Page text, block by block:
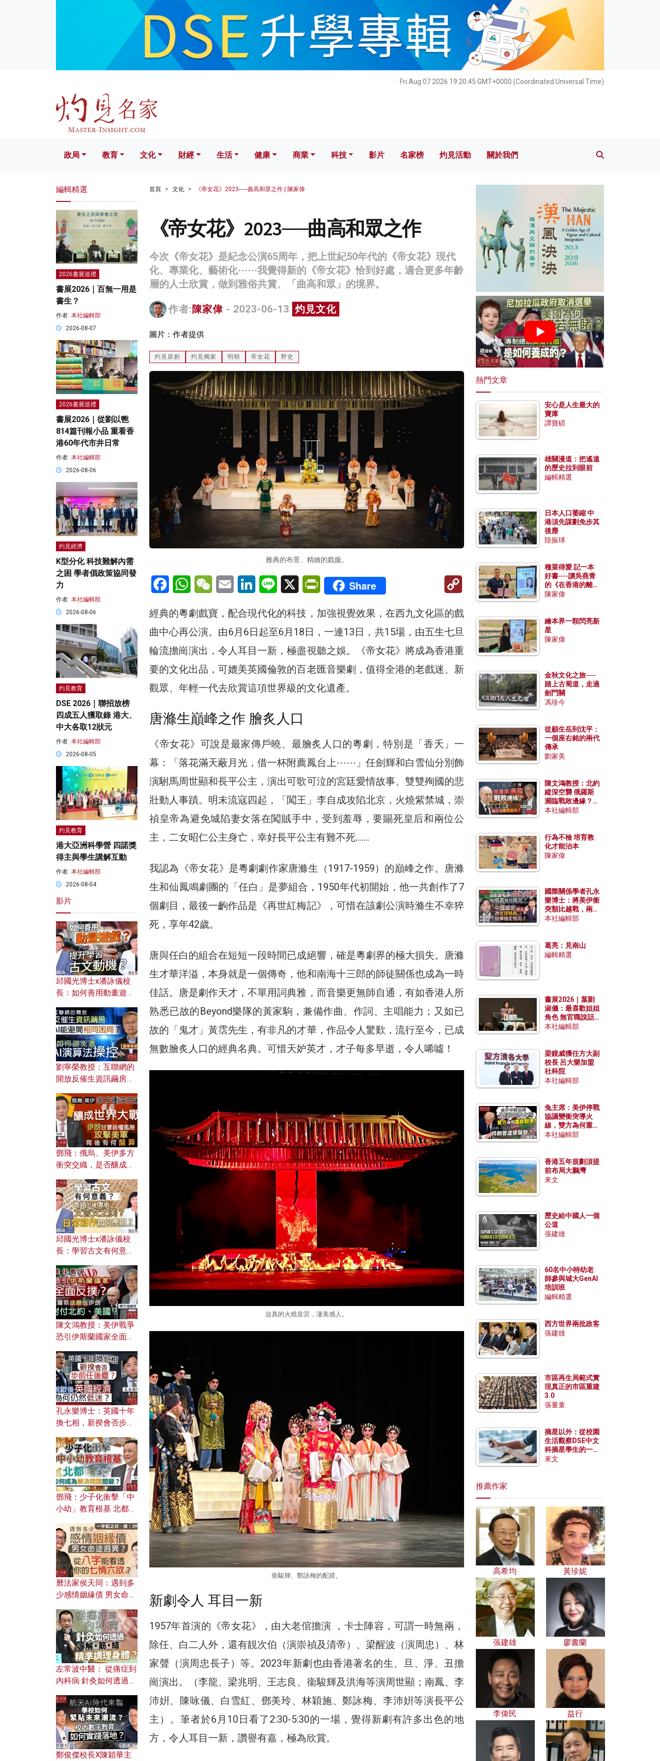
Fri Aug 07 2026 19:20:47 GMT+0000 (Coordinated Universal Time)
文化 財經 生活 健康 科技 影片 名家榜 灼見活動 關於我們
政局 教育 文化 財經 生活 健康 商業 科技 影片 名家榜 灼見活動 關於我們
首頁 文化 《帝女花》2023──曲高和眾之作 | 陳家偉
《帝女花》2023──曲高和眾之作
今次《帝女花》是紀念公演65周年，把上世紀50年代的《帝女花》現代
化、專業化、藝術化⋯⋯我覺得新的《帝女花》恰到好處，適合更多年齡
層的人士欣賞，做到雅俗共賞、「曲高和眾」的境界。
作者: 陳家偉 - 2023-06-13 灼見文化
圖片：作者提供
灼見原創 灼見獨家 明朝 帝女花 野史
雅典的布景、精緻的戲服。
FacebookWhatsAppWeChatEmail LinkedInLine X PrintFriendly
Share
Copy
經典的粵劇戲寶，配合現代化的科技，加強視覺效果，在西九文化區的戲
曲中心再公演。由6月6日起至6月18日，一連13日，共15場，由五生七旦
輪流擔崗演出，令人耳目一新，極盡視聽之娛。《帝女花》將成為香港重
要的文化出品，可媲美英國倫敦的百老匯音樂劇，值得全港的老戲迷、新
觀眾、年輕一代去欣賞這項世界級的文化遺產。
唐滌生巔峰之作 膾炙人口
《帝女花》可說是最家傳戶曉、最膾炙人口的粵劇，特別是「香夭」一
幕：「落花滿天蔽月光，借一杯附薦鳳台上⋯⋯」任劍輝和白雪仙分別飾
演駙馬周世顯和長平公主，演出可歌可泣的宮廷愛情故事、雙雙殉國的悲
壯動人事蹟。明末流寇四起，「闖王」李自成攻陷北京，火燒紫禁城，崇
禎皇帝為避免城陷妻女落在闖賊手中，受到羞辱，要賜死皇后和兩位公
主，二女昭仁公主身亡，幸好長平公主有難不死…….
我認為《帝女花》是粵劇劇作家唐滌生（1917-1959）的巔峰之作。唐滌
生和仙鳳鳴劇團的「任白」是夢組合，1950年代初開始，他一共創作了7
個劇目，最後一齣作品是《再世紅梅記》，可惜在該劇公演時滌生不幸猝
死，享年42歲。
唐與任白的組合在短短一段時間已成絕響，確是粵劇界的極大損失。唐滌
生才華洋溢，本身就是一個傳奇，他和南海十三郎的師徒關係也成為一時
佳話。唐是劇作天才，不單用詞典雅，而音樂更無師自通，有如香港人所
熟悉已故的Beyond樂隊的黃家駒，兼備作曲、作詞、主唱能力；又如已
故的「鬼才」黃霑先生，有非凡的才華，作品令人驚歎，流行至今，已成
無數膾炙人口的經典名典。可惜天妒英才，才子每多早逝，令人唏噓！
迫真的火燒皇宮，淒美感人。
衛駿輝、鄭詠梅的配搭。
新劇令人 耳目一新
1957年首演的《帝女花》，由大老倌擔演 ，卡士陣容，可謂一時無兩，
除任、白二人外，還有靚次伯（演崇禎及清帝）、梁醒波（演周忠）、林
家聲（演周忠長子）等。2023年新劇也由香港著名的生、旦、淨、丑擔
崗演出。（李龍、梁兆明、王志良、衞駿輝及洪海等演周世顯；南鳳、李
沛姸、陳咏儀、白雪紅、鄧美玲、林穎施、鄭詠梅、李沛姸等演長平公
主）。筆者於6月10日看了2:30-5:30的一場，覺得新劇有許多出色的地
方，令人耳目一新，讚譽有嘉，極為欣賞。
編輯精選
2026書展巡禮
書展2026｜百無一用是
書生？
作者: 本社編輯部
2026-08-07
2026書展巡禮
書展2026｜從劉以鬯
814篇刊報小品 重看香
港60年代市井日常
作者: 本社編輯部
2026-08-06
灼見經濟
K型分化 科技難解內需
之困 學者倡政策協同發
力
作者: 本社編輯部
2026-08-06
灼見教育
DSE 2026｜聯招放榜
四成五人獲取錄 港大、
中大各取12狀元
作者: 本社編輯部
2026-08-05
灼見教育
港大亞洲科學營 四諾獎
得主與學生講解互動
作者: 本社編輯部
2026-08-04
影片
邱國光博士x潘詠儀校
長：如何善用動畫遊戲
劉寧榮教授：互聯網的
開放反催生資訊繭房，
何避免遭AI演算法操
控？
鄧飛：俄烏、美伊多方
衝突交織，是否釀成世
風險攻擊美軍，背後有
何盤算？
邱國光博士x潘詠儀校
長：學習古文有何意
文之美？ 日常寫作如何
應用？
陳文鴻教授：美伊戰爭
恐引伊斯蘭國家全面反
對付北約美國？
孔永樂博士：英國十年
換七相，新揆會否步前
濟為何仍然低迷？
鄧飛：少子化衝擊「中
小幼」教育根基 北都如
曆法家侯天同：遇到多
少感情姻緣債 男女命途
的七情六欲？
左常波中醫： 從痛症到
內科病 針灸如何透過解
鄭俊傑校長X陳穎華主
熱門文章
安心是人生最大的
寶庫
譚寶碩
雄關漫道：把遙遠
的歷史拉到眼前
編輯精選
日本人口萎縮 中
港須先謀劃免步其
後塵
陸振球
種菜得愛 記一本
好書──讀吳燕青
的《在香港的離島
種菜》
陳家偉
繪本界一顆閃亮新
星
陳家偉
金秋文化之旅──
踏上古蜀道，走過
劍門關
馮珍今
從顧生岳到沈平：
一個座右銘的兩代
傳承
劉家美
陳文鴻教授：北約
縱深空襲 俄羅斯
瀕臨戰敗邊緣？中
國零部件能左右戰
本社編輯部
行為不檢 培育教
化才能治本
陳家偉
國際關係學者孔永
樂博士：將美伊衝
突類比越戰，兩者
有何異同？中國崛
本社編輯部
葛亮：見南山
編輯精選
書展2026｜葉劉
淑儀：最喜歡姐姐
角色 無官職說話
包袱少
本社編輯部
梁鏡威獲任方大副
校長 呂大樂加盟
社科院
本社編輯部
兔主席：美伊停戰
協議變衝突導火
線，雙方為何重啟
戰爭？伊朗一早洞
本社編輯部
香港五年規劃須提
前布局大鵬灣
來文
歷史給中國人一個
公道
張建雄
60名中小特幼老
師參與城大GenAI
培訓班
編輯精選
西方世界兩批政客
張建雄
市區再生局範式實
現真正的市區重建
3.0
張量童
摘星以外：從校園
生活觀察DSE中文
科摘星學生的一點
特質
來文
推薦作家
高希均 黃珍妮
張建雄 廖書蘭
李偉民 益行